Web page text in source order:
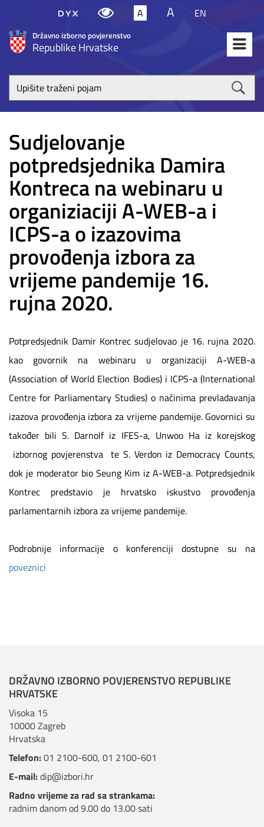
Državno izborno povjerenstvo
Republike Hrvatske
A A EN
Upišite
traženi
Sudjelovanje
potpredsjednika Damira
Kontreca na webinaru u
organiziaciji A-WEB-a i
ICPS-a o izazovima
provođenja izbora za
vrijeme pandemije 16.
rujna 2020.
Potpredsjednik Damir Kontrec sudjelovao je 16. rujna 2020.
kao govornik na webinaru u organizaciji A-WEB-a
(Association of World Election Bodies) i ICPS-a (International
Centre for Parliamentary Studies) o načinima prevladavanja
izazova provođenja izbora za vrijeme pandemije. Govornici su
također bili S. Darnolf iz IFES-a, Unwoo Ha iz korejskog
izbornog povjerenstva te S. Verdon iz Democracy Counts,
dok je moderator bio Seung Kim iz A-WEB-a. Potpredsjednik
Kontrec predstavio je hrvatsko iskustvo provođenja
parlamentarnih izbora za vrijeme pandemije.
Podrobnije informacije o konferenciji dostupne su na
poveznici
DRŽAVNO IZBORNO POVJERENSTVO REPUBLIKE
HRVATSKE
Visoka 15
10000 Zagreb
Hrvatska
Telefon:01 2100-600, 01 2100-601
E-mail:dip@izbori.hr
Radno vrijeme za rad sa strankama:
radnim danom od 9.00 do 13.00 sati